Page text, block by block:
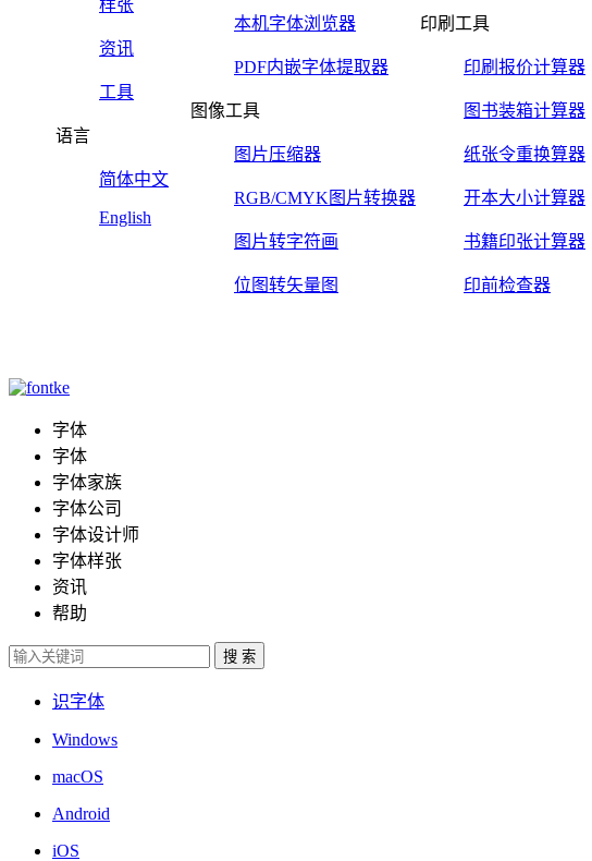
样张
资讯
工具
语言
简体中文
English
本机字体浏览器
PDF内嵌字体提取器
图像工具
图片压缩器
RGB/CMYK图片转换器
图片转字符画
位图转矢量图
印刷工具
印刷报价计算器
图书装箱计算器
纸张令重换算器
开本大小计算器
书籍印张计算器
印前检查器
字体
字体
字体家族
字体公司
字体设计师
字体样张
资讯
帮助
识字体
Windows
macOS
Android
iOS